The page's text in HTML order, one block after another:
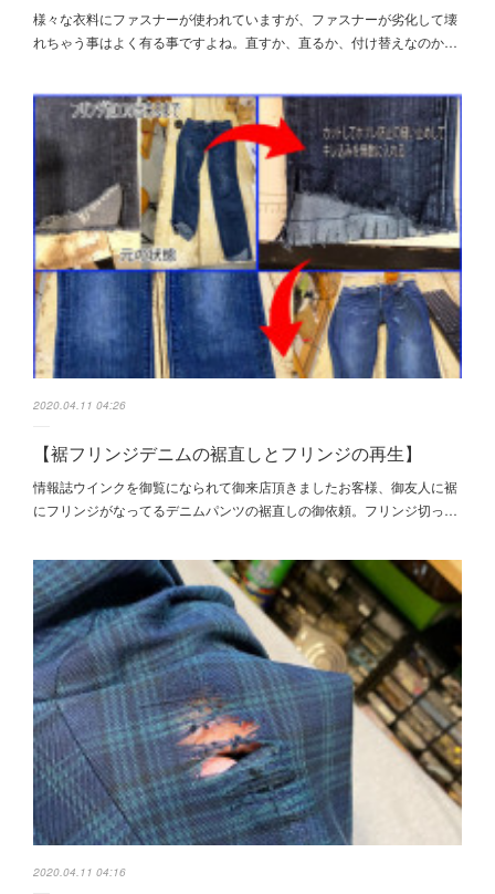
様々な衣料にファスナーが使われていますが、ファスナーが劣化して壊
れちゃう事はよく有る事ですよね。直すか、直るか、付け替えなのか…
2020.04.11 04:26
【裾フリンジデニムの裾直しとフリンジの再生】
情報誌ウインクを御覧になられて御来店頂きましたお客様、御友人に裾
にフリンジがなってるデニムパンツの裾直しの御依頼。フリンジ切っ…
2020.04.11 04:16